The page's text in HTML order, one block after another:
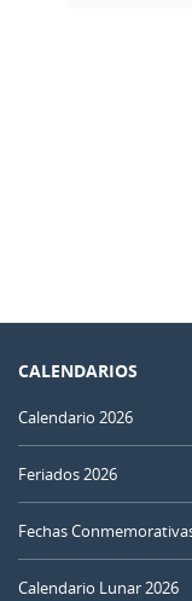
CALENDARIOS
Calendario 2026
Feriados 2026
Fechas
Calendario Lunar 2026